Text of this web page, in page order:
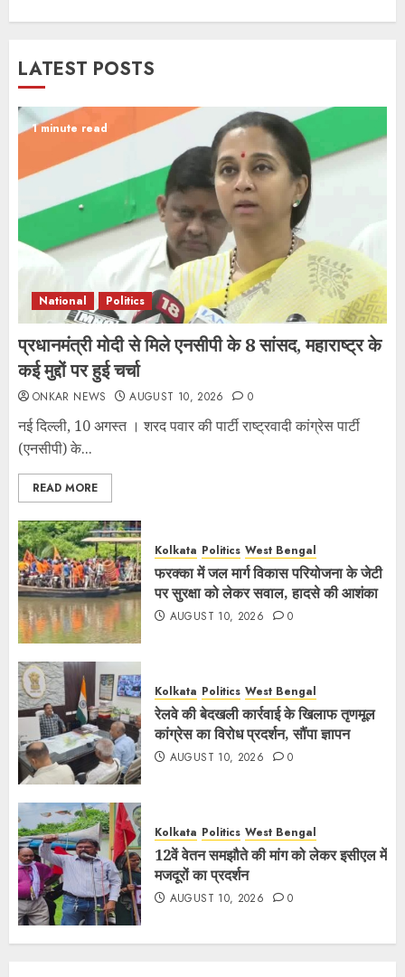
LATEST POSTS
1 minute read
National Politics
प्रधानमंत्री मोदी से मिले एनसीपी के 8 सांसद, महाराष्ट्र के
कई मुद्दों पर हुई चर्चा
ONKAR NEWS AUGUST 10, 2026 0
नई दिल्ली, 10 अगस्त । शरद पवार की पार्टी राष्ट्रवादी कांग्रेस पार्टी
(एनसीपी) के...
READ MORE
Kolkata Politics West Bengal
फरक्का में जल मार्ग विकास परियोजना के जेटी
पर सुरक्षा को लेकर सवाल, हादसे की आशंका
AUGUST 10, 2026 0
Kolkata Politics West Bengal
रेलवे की बेदखली कार्रवाई के खिलाफ तृणमूल
कांग्रेस का विरोध प्रदर्शन, सौंपा ज्ञापन
AUGUST 10, 2026 0
Kolkata Politics West Bengal
12वें वेतन समझौते की मांग को लेकर इसीएल में
मजदूरों का प्रदर्शन
AUGUST 10, 2026 0